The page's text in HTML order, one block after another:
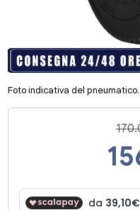
Foto indicativa del